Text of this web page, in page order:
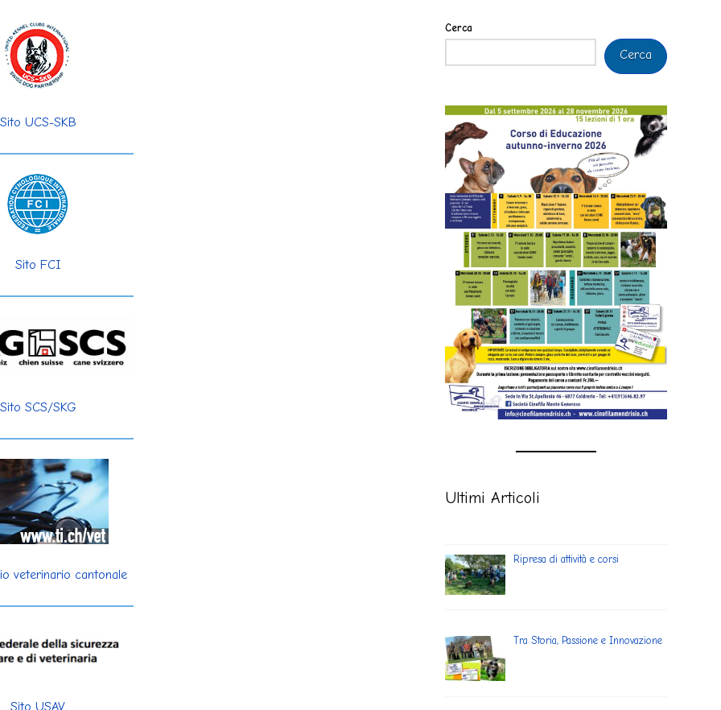
Sito UCS-SKB
Sito FCI
Sito SCS/SKG
veterinario cantonale
Cerca
Cerca
Ultimi Articoli
Ripresa di attività e corsi
Tra Storia, Passione e Innovazione